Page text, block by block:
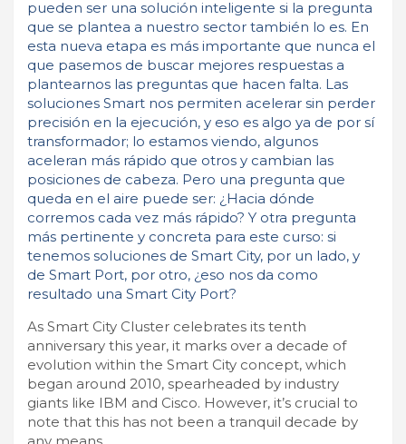
pueden ser una solución inteligente si la pregunta
que se plantea a nuestro sector también lo es. En
esta nueva etapa es más importante que nunca el
que pasemos de buscar mejores respuestas a
plantearnos las preguntas que hacen falta. Las
soluciones Smart nos permiten acelerar sin perder
precisión en la ejecución, y eso es algo ya de por sí
transformador; lo estamos viendo, algunos
aceleran más rápido que otros y cambian las
posiciones de cabeza. Pero una pregunta que
queda en el aire puede ser: ¿Hacia dónde
corremos cada vez más rápido? Y otra pregunta
más pertinente y concreta para este curso: si
tenemos soluciones de Smart City, por un lado, y
de Smart Port, por otro, ¿eso nos da como
resultado una Smart City Port?
As Smart City Cluster celebrates its tenth
anniversary this year, it marks over a decade of
evolution within the Smart City concept, which
began around 2010, spearheaded by industry
giants like IBM and Cisco. However, it’s crucial to
note that this has not been a tranquil decade by